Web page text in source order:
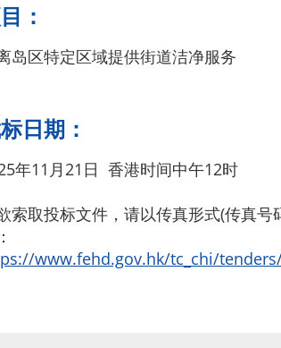
：
岛区特定区域提供街道洁净服务
日期：
年11月21日 香港时间中午12时
索取投标文件，请以传真形式(传真
www.fehd.gov.hk/tc_chi/